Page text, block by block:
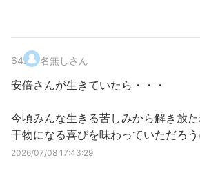
64. 名無しさん
安倍さんが生きていたら・・・
今頃みんな生きる苦しみから解き放
干物になる喜びを味わっていただろう
2026/07/08 17:43:29